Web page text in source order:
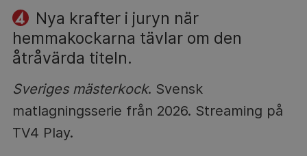
Nya krafter i juryn när
hemmakockarna tävlar om den
åtråvärda titeln.
Sveriges mästerkock. Svensk
matlagningsserie från 2026. Streaming på
TV4 Play.